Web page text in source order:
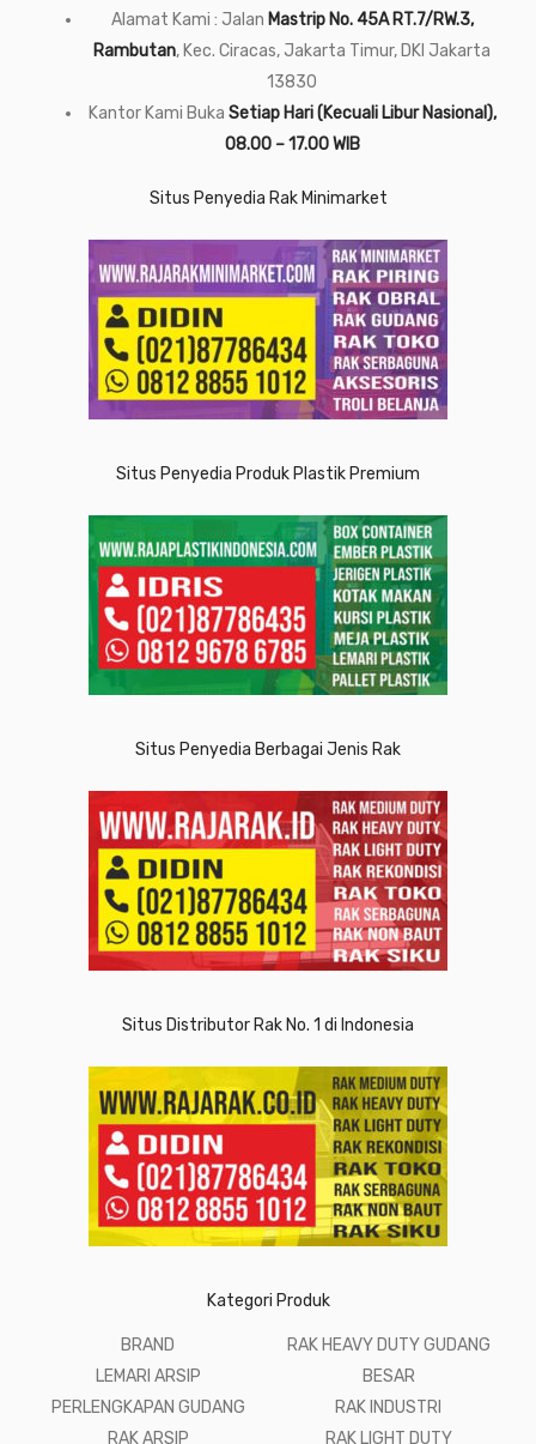
Alamat Kami : Jalan Mastrip No. 45A RT.7/RW.3,
Rambutan, Kec. Ciracas, Jakarta Timur, DKI Jakarta
13830
Kantor Kami Buka Setiap Hari (Kecuali Libur Nasional),
08.00 – 17.00 WIB
Situs Penyedia Rak Minimarket
Situs Penyedia Produk Plastik Premium
Situs Penyedia Berbagai Jenis Rak
Situs Distributor Rak No. 1 di Indonesia
Kategori Produk
BRAND
LEMARI ARSIP
PERLENGKAPAN GUDANG
RAK ARSIP
RAK HEAVY DUTY GUDANG
BESAR
RAK INDUSTRI
RAK LIGHT DUTY